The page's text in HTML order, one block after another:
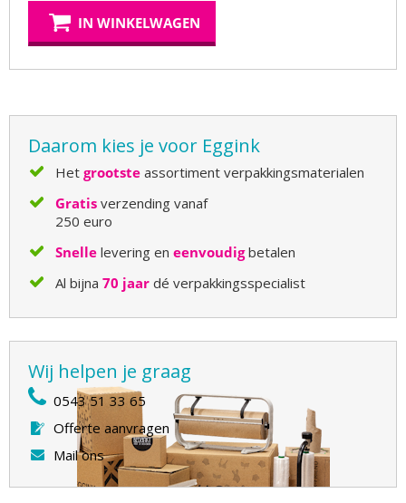
IN WINKELWAGEN
Daarom kies je voor Eggink
Het grootste assortiment verpakkingsmaterialen
Gratis verzending vanaf
250 euro
Snelle levering en eenvoudigbetalen
Al bijna 70 jaar dé verpakkingsspecialist
Wij helpen je graag
0543 51 33 65
Offerte aanvragen
Mail ons